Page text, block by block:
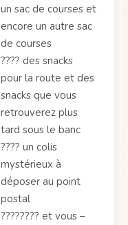
un sac de courses et
encore un autre sac
de courses
???? des snacks
pour la route et des
snacks que vous
retrouverez plus
tard sous le banc
???? un colis
mystérieux à
déposer au point
postal
????‍???? et vous –